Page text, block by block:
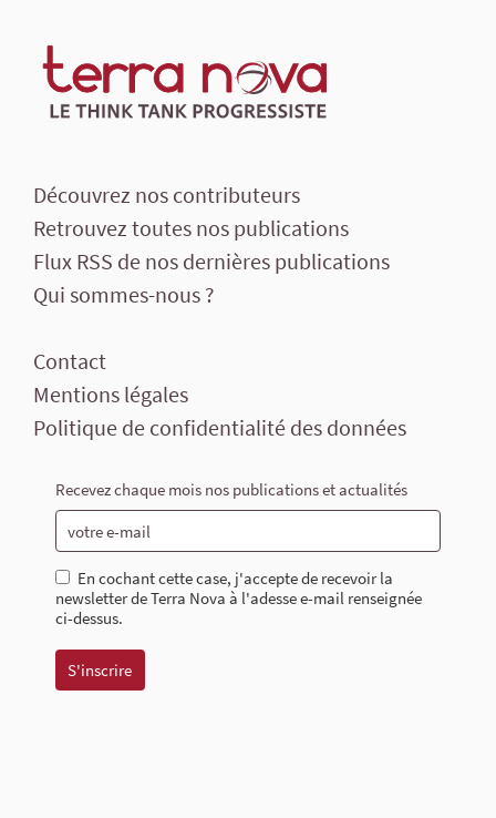
Découvrez nos contributeurs
Retrouvez toutes nos publications
Flux RSS de nos dernières publications
Qui sommes-nous ?
Contact
Mentions légales
Politique de confidentialité des données
Recevez chaque mois nos publications et actualités
En cochant cette case, j'accepte de recevoir la
newsletter de Terra Nova à l'adesse e-mail renseignée
ci-dessus.